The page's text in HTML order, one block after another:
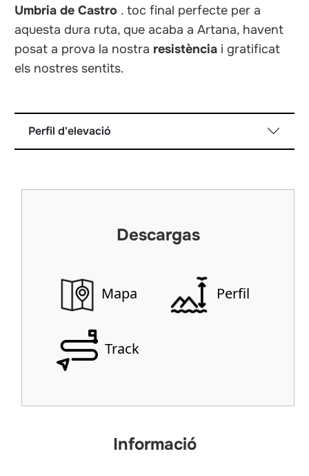
Umbria de Castro . toc final perfecte per a
aquesta dura ruta, que acaba a Artana, havent
posat a prova la nostra resistència i gratificat
els nostres sentits.
Perfil d'elevació
Descargas
Mapa Perfil
Track
Informació